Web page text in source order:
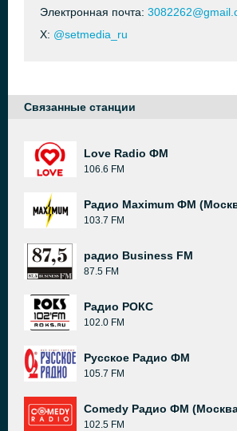
Электронная почта:
X: @setmedia_ru
Связанные станции
Love Radio ФМ
106.6 FM
Радио Maximum ФМ
103.7 FM
радио Business FM
87.5 FM
Радио РОКС
102.0 FM
Русское Радио ФМ
105.7 FM
Comedy Радио ФМ
102.5 FM